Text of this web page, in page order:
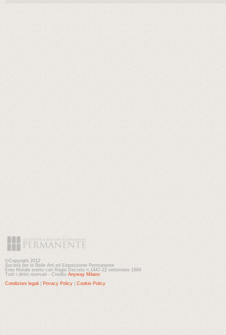
©Copyright 2012
Società per le Belle Arti ed Esposizione Permanente
Ente Morale eretto con Regio Decreto n.1447-22 settembre 1884
Tutti i diritti riservati - Credits Anyway Milano
Condizioni legali
Privacy Policy Cookie Policy